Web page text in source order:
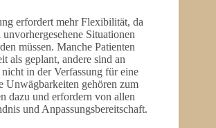
erfordert mehr Flexibilität, da
Situationen
müssen. Manche Patienten
als geplant, andere sind an
in der Verfassung für eine
Unwägbarkeiten gehören zum
dazu und erfordern von allen
und Anpassungsbereitschaft.